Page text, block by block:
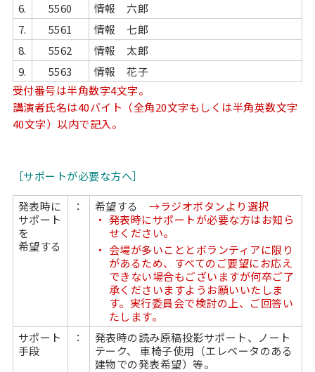
6.
5560
情報 六郎
7.
5561
情報 七郎
8.
5562
情報 太郎
9.
5563
情報 花子
受付番号は半角数字4文字。
講演者氏名は40バイト（全角20文字もしくは半角英数文字
40文字）以内で記入。
［サポートが必要な方へ］
発表時に
サポート
を
希望する
： 希望する
→ラジオボタンより選択
発表時にサポートが必要な方はお知ら
せください。
会場が多いこととボランティアに限り
があるため、すべてのご要望にお応え
できない場合もございますが何卒ご了
承くださいますようお願いいたしま
す。実行委員会で検討の上、ご回答い
たします。
サポート
手段
：
発表時の読み原稿投影サポート、ノート
テーク、 車椅子使用（エレベータのある
建物での発表希望）等。